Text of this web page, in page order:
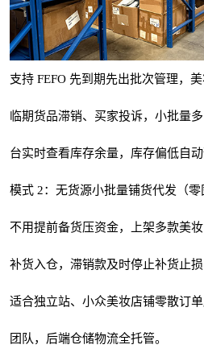
支持 FEFO 先到期先出批次管理，
临期货品滞销、买家投诉，小批量
台实时查看库存余量，库存偏低自动
模式 2：无货源小批量铺货代发（零
不用提前备货压资金，上架多款美
补货入仓，滞销款及时停止补货止
适合独立站、小众美妆店铺零散订
团队，后端仓储物流全托管。